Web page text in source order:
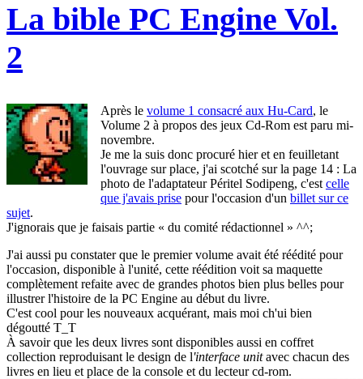
La bible PC Engine Vol.
2
Après le volume 1 consacré aux Hu-Card, le
Volume 2 à propos des jeux Cd-Rom est paru mi-
novembre.
Je me la suis donc procuré hier et en feuilletant
l'ouvrage sur place, j'ai scotché sur la page 14 : La
photo de l'adaptateur Péritel Sodipeng, c'est celle
que j'avais prise pour l'occasion d'un billet sur ce
sujet.
J'ignorais que je faisais partie « du comité rédactionnel » ^^;
J'ai aussi pu constater que le premier volume avait été réédité pour
l'occasion, disponible à l'unité, cette réédition voit sa maquette
complètement refaite avec de grandes photos bien plus belles pour
illustrer l'histoire de la PC Engine au début du livre.
C'est cool pour les nouveaux acquérant, mais moi ch'ui bien
dégoutté T_T
À savoir que les deux livres sont disponibles aussi en coffret
collection reproduisant le design de l'interface unitavec chacun des
livres en lieu et place de la console et du lecteur cd-rom.